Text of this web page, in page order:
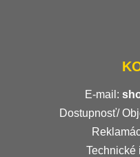
E-mail:
Dostupnosť/
Technické